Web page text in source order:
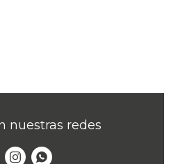
nuestras redes
 